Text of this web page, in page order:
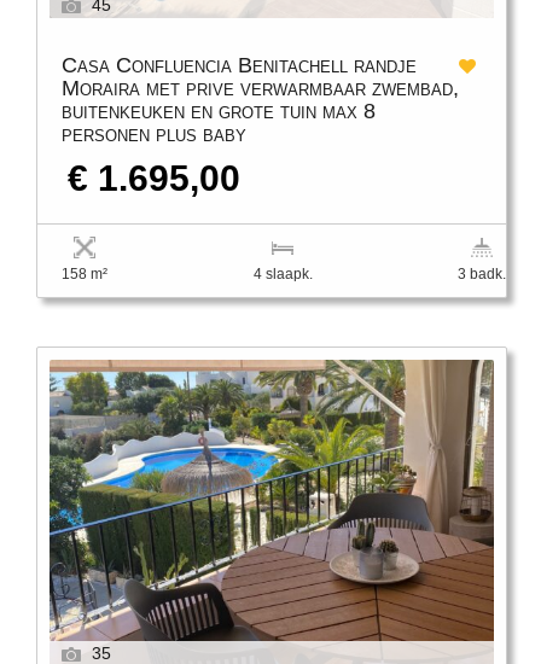
45
Casa Confluencia Benitachell randje
Moraira met prive verwarmbaar zwembad,
buitenkeuken en grote tuin max 8
personen plus baby
€ 1.695,00
158 m² 4 slaapk. 3 badk.
35